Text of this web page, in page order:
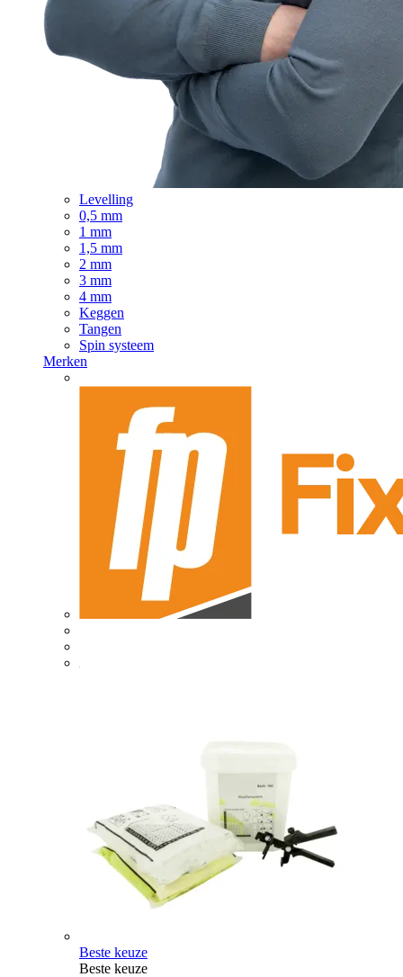
Levelling
0,5 mm
1 mm
1,5 mm
2 mm
3 mm
4 mm
Keggen
Tangen
Spin systeem
Merken
Beste keuze
Beste keuze